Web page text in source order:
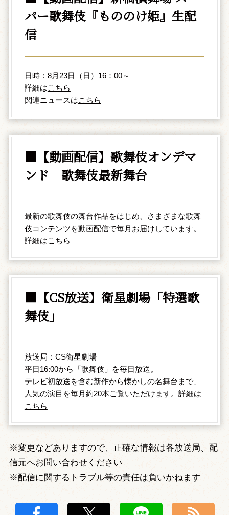
パー歌舞伎『もののけ姫』生配
信
日時：8月23日（日）16：00～
詳細はこちら
関連ニュースはこちら
■【動画配信】歌舞伎オンデマ
ンド 歌舞伎最新舞台
最新の歌舞伎の舞台作品をはじめ、さまざまな歌舞
伎コンテンツを動画配信で毎月お届けしています。
詳細はこちら
■【CS放送】衛星劇場「特選歌
舞伎」
放送局：CS衛星劇場
平日16:00から「歌舞伎」を毎日放送。
テレビ初放送を含む新作から懐かしの名舞台まで、
人気の演目を毎月約20本ご覧いただけます。詳細は
こちら
※変更などありますので、正確な情報は各放送局、配
信元へお問い合わせください
※配信に関するトラブル等の責任は負いかねます